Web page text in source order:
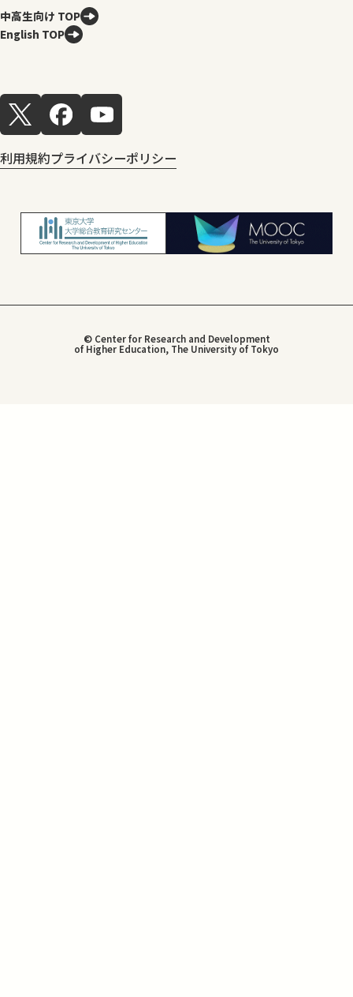
中高生向け TOP
English TOP
利用規約プライバシーポリシー
© Center for Research and Development
of Higher Education, The University of Tokyo